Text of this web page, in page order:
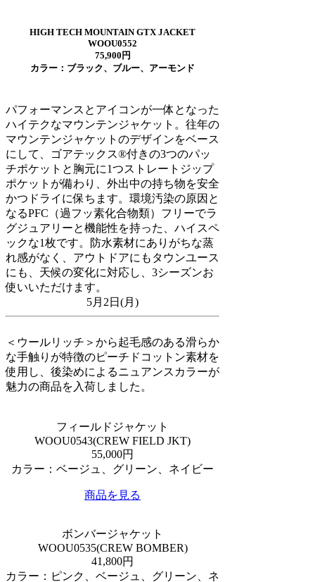
HIGH TECH MOUNTAIN GTX JACKET
WOOU0552
75,900円
カラー：ブラック、ブルー、アーモンド
パフォーマンスとアイコンが一体となった
ハイテクなマウンテンジャケット。往年の
マウンテンジャケットのデザインをベース
にして、ゴアテックス®付きの3つのパッ
チポケットと胸元に1つストレートジップ
ポケットが備わり、外出中の持ち物を安全
かつドライに保ちます。環境汚染の原因と
なるPFC（過フッ素化合物類）フリーでラ
グジュアリーと機能性を持った、ハイスペ
ックな1枚です。防水素材にありがちな蒸
れ感がなく、アウトドアにもタウンユース
にも、天候の変化に対応し、3シーズンお
使いいただけます。
5月2日(月)
＜ウールリッチ＞から起毛感のある滑らか
な手触りが特徴のピーチドコットン素材を
使用し、後染めによるニュアンスカラーが
魅力の商品を入荷しました。
フィールドジャケット
WOOU0543(CREW FIELD JKT)
55,000円
カラー：ベージュ、グリーン、ネイビー
商品を見る
ボンバージャケット
WOOU0535(CREW BOMBER)
41,800円
カラー：ピンク、ベージュ、グリーン、ネ